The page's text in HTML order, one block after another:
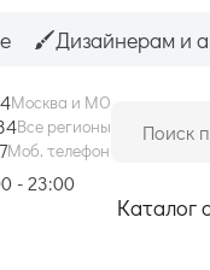
Дизайнерам и
Москва и МО
Все регионы
Моб. телефон
- 23:00
Каталог